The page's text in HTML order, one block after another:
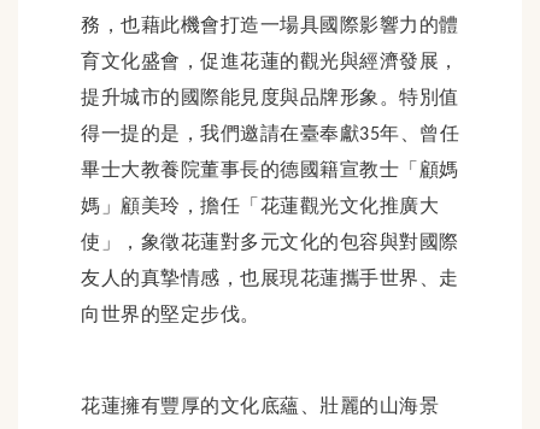
務，也藉此機會打造一場具國際影響力的體
育文化盛會，促進花蓮的觀光與經濟發展，
提升城市的國際能見度與品牌形象。特別值
得一提的是，我們邀請在臺奉獻35年、曾任
畢士大教養院董事長的德國籍宣教士「顧媽
媽」顧美玲，擔任「花蓮觀光文化推廣大
使」，象徵花蓮對多元文化的包容與對國際
友人的真摯情感，也展現花蓮攜手世界、走
向世界的堅定步伐。
花蓮擁有豐厚的文化底蘊、壯麗的山海景